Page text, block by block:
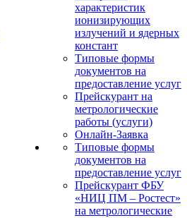
характеристик
ионизирующих
излучений и ядерных
констант
Типовые формы
документов на
предоставление услуг
Прейскурант на
метрологические
работы (услуги)
Онлайн-Заявка
Типовые формы
документов на
предоставление услуг
Прейскурант ФБУ
«НИЦ ПМ – Ростест»
на метрологические